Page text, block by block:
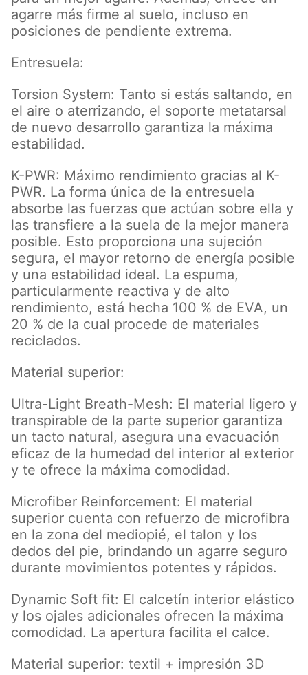
agarre más firme al suelo, incluso en
posiciones de pendiente extrema.
Entresuela:
Torsion System: Tanto si estás saltando, en
el aire o aterrizando, el soporte metatarsal
de nuevo desarrollo garantiza la máxima
estabilidad.
K-PWR: Máximo rendimiento gracias al K-
PWR. La forma única de la entresuela
absorbe las fuerzas que actúan sobre ella y
las transfiere a la suela de la mejor manera
posible. Esto proporciona una sujeción
segura, el mayor retorno de energía posible
y una estabilidad ideal. La espuma,
particularmente reactiva y de alto
rendimiento, está hecha 100 % de EVA, un
20 % de la cual procede de materiales
reciclados.
Material superior:
Ultra-Light Breath-Mesh: El material ligero y
transpirable de la parte superior garantiza
un tacto natural, asegura una evacuación
eficaz de la humedad del interior al exterior
y te ofrece la máxima comodidad.
Microfiber Reinforcement: El material
superior cuenta con refuerzo de microfibra
en la zona del mediopié, el talon y los
dedos del pie, brindando un agarre seguro
durante movimientos potentes y rápidos.
Dynamic Soft fit: El calcetín interior elástico
y los ojales adicionales ofrecen la máxima
comodidad. La apertura facilita el calce.
Material superior: textil + impresión 3D